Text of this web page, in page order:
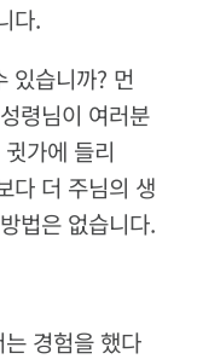
다.
있습니까? 먼
령님이 여러분
가에 들리
다 더 주님의 생
법은 없습니다.
경험을 했다